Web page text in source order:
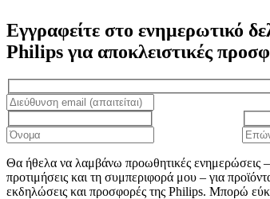
Εγγραφείτε στο ενημερωτικό
Philips για αποκλειστικές
Θα ήθελα να λαμβάνω προωθητικές ενημερώσεις
προτιμήσεις και τη συμπεριφορά μου – για
εκδηλώσεις και προσφορές της Philips. Μπορώ